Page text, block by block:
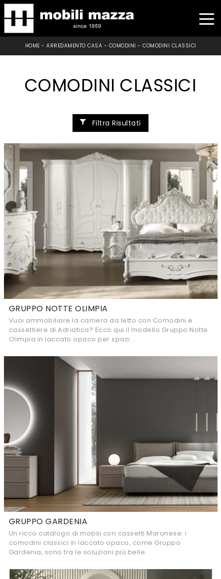
HOME - ARREDAMENTO CASA - COMODINI - COMODINI CLASSICI
COMODINI CLASSICI
Filtra Risultati
GRUPPO NOTTE OLIMPIA
Vuoi ammobiliare la camera da letto con Comodini e
cassettiere di Adriatica? Ecco qui il modello Gruppo Notte
Olimpia in laccato opaco per spazi ...
GRUPPO GARDENIA
Un ricco catalogo di mobili con cassetti Maronese: i
comodini classici in laccato opaco, come Gruppo
Gardenia, sono tra le soluzioni più belle.